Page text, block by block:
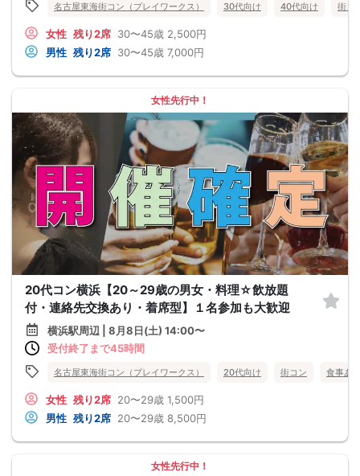
名古屋東海街コン（プレイワークス） 30代向け 40代向け 街コ
女性 残り2席 30〜45歳 2,500円
男性 残り2席 30〜45歳 7,000円
女性先行中！
20代コン横浜【20～29歳の男女・料理☆飲放題
付・連絡先交換あり・着席型】１名参加も大歓迎
横浜駅周辺 | 8月8日(土) 14:00〜
受付終了まで45時間
名古屋東海街コン（プレイワークス） 20代向け 街コン 食事あ
女性 残り2席 20〜29歳 1,500円
男性 残り2席 20〜29歳 8,500円
女性先行中！